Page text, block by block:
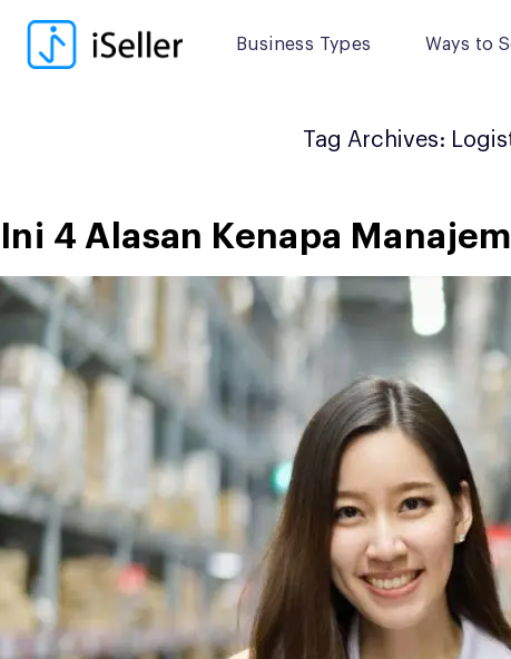
Business Types Ways to
content
Tag Archives:
Ini 4 Alasan Kenapa